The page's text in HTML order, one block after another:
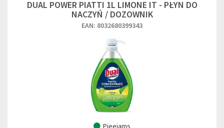
DUAL POWER PIATTI 1L LIMONE IT - PŁYN DO
NACZYŃ / DOZOWNIK
EAN: 8032680399343
Pieejams